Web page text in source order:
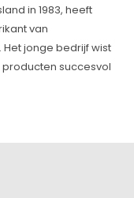
in 1983, heeft
van
Het jonge bedrijf wist
succesvol